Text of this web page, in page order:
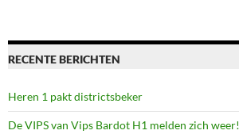
RECENTE BERICHTEN
Heren 1 pakt districtsbeker
De VIPS van Vips Bardot H1 melden zich weer!